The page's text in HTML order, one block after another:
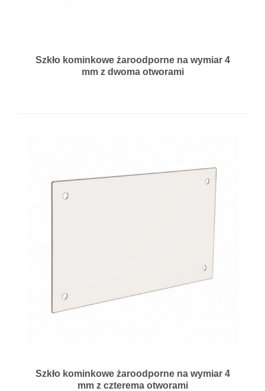
Szkło kominkowe żaroodporne na wymiar 4
mm z dwoma otworami
Szkło kominkowe żaroodporne na wymiar 4
mm z czterema otworami